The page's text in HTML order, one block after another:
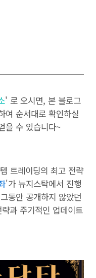
' 로 오시면, 본 블로그
여 순서대로 확인하실
을 수 있습니다~
트레이딩의 최고 전략
'가 뉴지스탁에서 진행
동안 공개하지 않았던
과 주기적인 업데이트